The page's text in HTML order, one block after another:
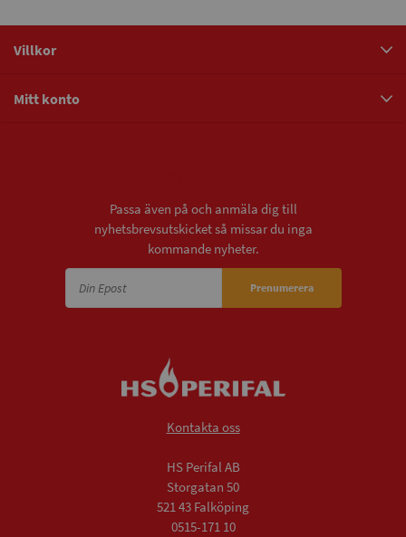
Villkor
Mitt konto
Passa även på och anmäla dig till
nyhetsbrevsutskicket så missar du inga
kommande nyheter.
Prenumerera
Kontakta oss
HS Perifal AB
Storgatan 50
521 43 Falköping
0515-171 10